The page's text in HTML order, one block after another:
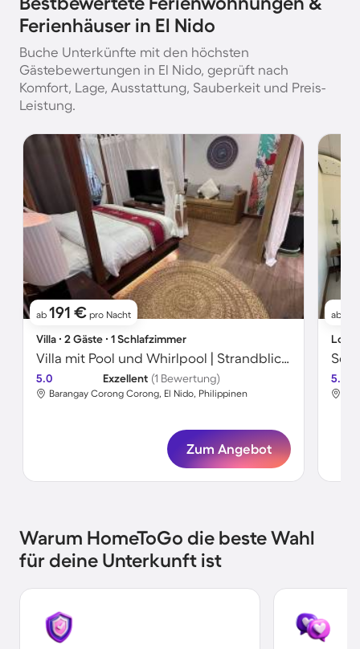
Ferienhäuser in El Nido
Buche Unterkünfte mit den höchsten
Gästebewertungen in El Nido, geprüft nach
Komfort, Lage, Ausstattung, Sauberkeit und Preis-
Leistung.
ab 191 € pro Nacht
Villa ∙ 2 Gäste ∙ 1 Schlafzimmer
Villa mit Pool und Whirlpool | Strandblick | Neben dem Strand
5.0 Exzellent (1 Bewertung)
Barangay Corong Corong, El Nido, Philippinen
Zum Angebot
ab
5.0
Warum HomeToGo die beste Wahl
für deine Unterkunft ist